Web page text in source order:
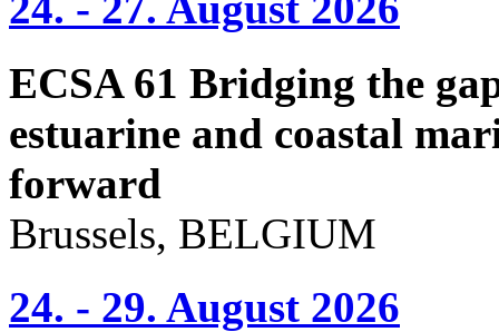
ECSA 61 Bridging the
estuarine and coastal
forward
Brussels, BELGIUM
24. - 29. August 2026